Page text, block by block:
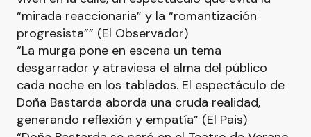
“mirada reaccionaria” y la “romantización
progresista”” (El Observador)
“La murga pone en escena un tema
desgarrador y atraviesa el alma del público
cada noche en los tablados. El espectáculo de
Doña Bastarda aborda una cruda realidad,
generando reflexión y empatía” (El Pais)